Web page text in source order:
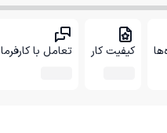
کیفیت کار تعامل با کارفرما